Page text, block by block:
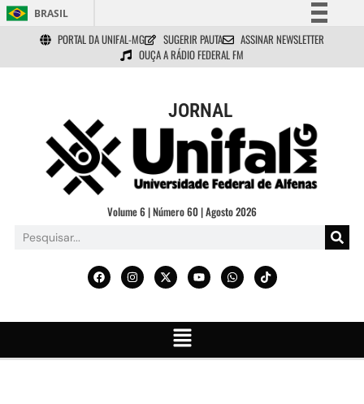
BRASIL
Simplifique!
Comunica BR
Acesso à informação
Legislação
Canais
PORTAL DA UNIFAL-MG SUGERIR PAUTA
ASSINAR NEWSLETTER
OUÇA A RÁDIO FEDERAL FM
JORNAL
Volume 6 | Número 60 | Agosto 2026